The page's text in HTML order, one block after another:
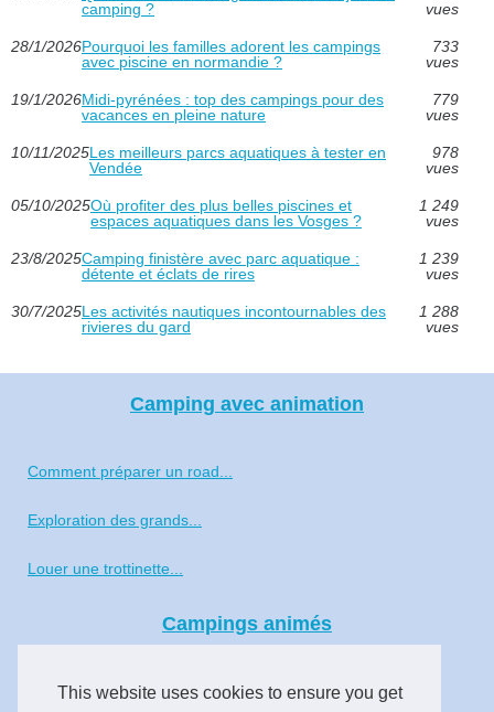
This website uses cookies to ensure you get
camping ?
vues
28/1/2026Pourquoi les familles adorent les campings
avec piscine en normandie ?
733
vues
19/1/2026Midi-pyrénées : top des campings pour des
vacances en pleine nature
779
vues
10/11/2025Les meilleurs parcs aquatiques à tester en
Vendée
978
vues
05/10/2025Où profiter des plus belles piscines et
espaces aquatiques dans les Vosges ?
1 249
vues
23/8/2025Camping finistère avec parc aquatique :
détente et éclats de rires
1 239
vues
30/7/2025Les activités nautiques incontournables des
rivieres du gard
1 288
vues
Camping avec animation
Comment préparer un road...
Exploration des grands...
Louer une trottinette...
Campings animés